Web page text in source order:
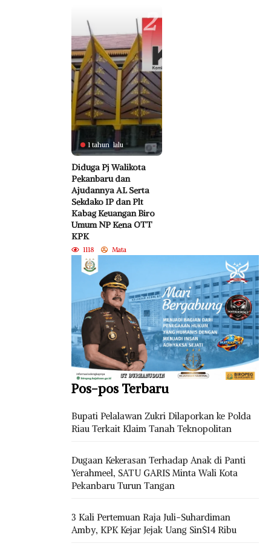
2
1 tahun lalu
Diduga Pj Walikota
Pekanbaru dan
Ajudannya AL Serta
Sekdako IP dan Plt
Kabag Keuangan Biro
Umum NP Kena OTT
KPK
1118 Mata
Pos-pos Terbaru
Bupati Pelalawan Zukri Dilaporkan ke Polda
Riau Terkait Klaim Tanah Teknopolitan
Dugaan Kekerasan Terhadap Anak di Panti
Yerahmeel, SATU GARIS Minta Wali Kota
Pekanbaru Turun Tangan
3 Kali Pertemuan Raja Juli-Suhardiman
Amby, KPK Kejar Jejak Uang Sin$14 Ribu